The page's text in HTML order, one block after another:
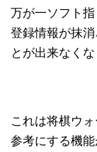
万が一ソフト
登録情報が抹
とが出来なくな
これは将棋ウ
参考にする機